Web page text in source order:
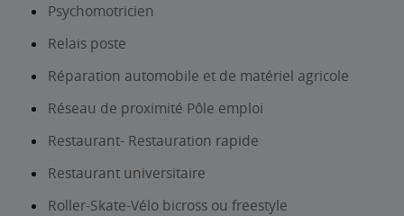
Psychomotricien
Relais poste
Réparation automobile et de matériel agricole
Réseau de proximité Pôle emploi
Restaurant- Restauration rapide
Restaurant universitaire
Roller-Skate-Vélo bicross ou freestyle